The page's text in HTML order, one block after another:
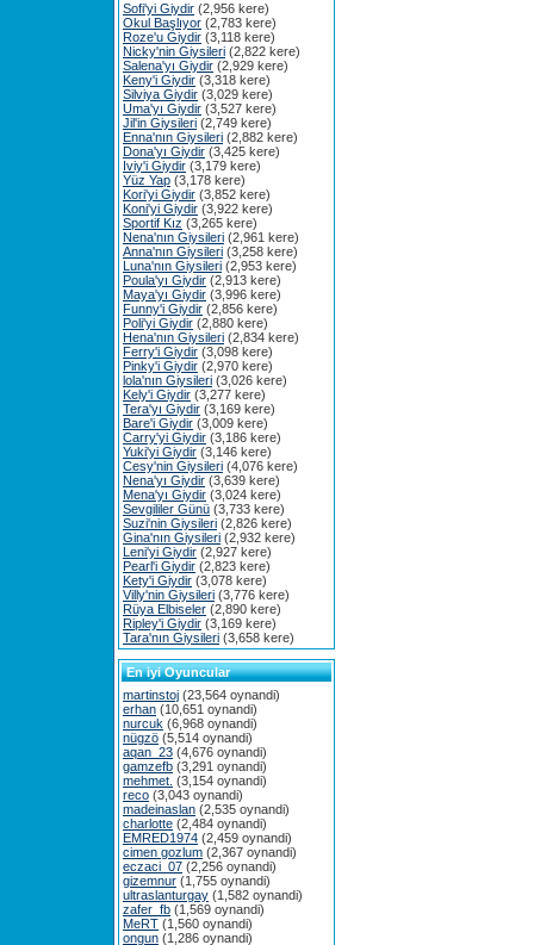
Sofi'yi Giydir (2,956 kere)
Okul Başlıyor (2,783 kere)
Roze'u Giydir (3,118 kere)
Nicky'nin Giysileri (2,822 kere)
Salena'yı Giydir (2,929 kere)
Keny'i Giydir (3,318 kere)
Silviya Giydir (3,029 kere)
Uma'yı Giydir (3,527 kere)
Jil'in Giysileri (2,749 kere)
Enna'nın Giysileri (2,882 kere)
Dona'yı Giydir (3,425 kere)
Iviy'i Giydir (3,179 kere)
Yüz Yap (3,178 kere)
Kori'yi Giydir (3,852 kere)
Koni'yi Giydir (3,922 kere)
Sportif Kız (3,265 kere)
Nena'nın Giysileri (2,961 kere)
Anna'nın Giysileri (3,258 kere)
Luna'nın Giysileri (2,953 kere)
Poula'yı Giydir (2,913 kere)
Maya'yı Giydir (3,996 kere)
Funny'i Giydir (2,856 kere)
Poli'yi Giydir (2,880 kere)
Hena'nın Giysileri (2,834 kere)
Ferry'i Giydir (3,098 kere)
Pinky'i Giydir (2,970 kere)
lola'nın Giysileri (3,026 kere)
Kely'i Giydir (3,277 kere)
Tera'yı Giydir (3,169 kere)
Bare'i Giydir (3,009 kere)
Carry'yi Giydir (3,186 kere)
Yuki'yi Giydir (3,146 kere)
Cesy'nin Giysileri (4,076 kere)
Nena'yı Giydir (3,639 kere)
Mena'yı Giydir (3,024 kere)
Sevgililer Günü (3,733 kere)
Suzi'nin Giysileri (2,826 kere)
Gina'nın Giysileri (2,932 kere)
Leni'yi Giydir (2,927 kere)
Pearl'i Giydir (2,823 kere)
Kety'i Giydir (3,078 kere)
Villy'nin Giysileri (3,776 kere)
Rüya Elbiseler (2,890 kere)
Ripley'i Giydir (3,169 kere)
Tara'nın Giysileri (3,658 kere)
En iyi Oyuncular
martinstoj (23,564 oynandi)
erhan (10,651 oynandi)
nurcuk (6,968 oynandi)
nügzö (5,514 oynandi)
aqan_23 (4,676 oynandi)
gamzefb (3,291 oynandi)
mehmet. (3,154 oynandi)
reco (3,043 oynandi)
madeinaslan (2,535 oynandi)
charlotte (2,484 oynandi)
EMRED1974 (2,459 oynandi)
cimen gozlum (2,367 oynandi)
eczaci_07 (2,256 oynandi)
gizemnur (1,755 oynandi)
ultraslanturgay (1,582 oynandi)
zafer_fb (1,569 oynandi)
MeRT (1,560 oynandi)
ongun (1,286 oynandi)